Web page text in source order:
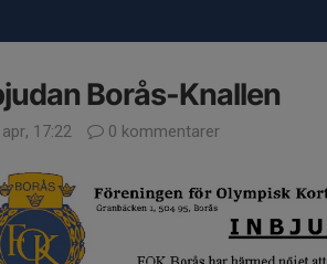
Borås-Knallen
17:22 0 kommentarer